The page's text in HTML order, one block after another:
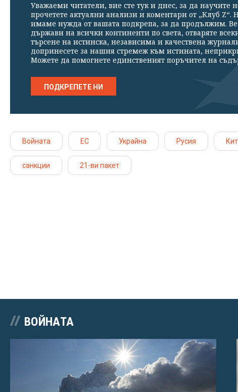
Уважаеми читатели, вие сте тук и днес, за да научите
прочетете актуални анализи и коментари от „Клуб
имаме нужда от вашата подкрепа, за да продължим.
държави на всички континенти по света, отваряте
търсене на истинска, независима и качествена
допринесете за нашия стремеж към истината,
Можете да помогнете единственият поръчител на
ПОДКРЕПЕТЕ НИ
Войната ЕС Украйна Русия
санкции 21-ви пакет
ВОЙНАТА